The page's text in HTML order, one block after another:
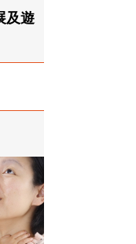
及遊